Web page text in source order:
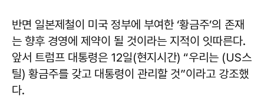
반면 일본제철이 미국 정부에 부여한 ‘황금주’의 존재
는 향후 경영에 제약이 될 것이라는 지적이 잇따른다.
앞서 트럼프 대통령은 12일(현지시간) “우리는 (US스
틸) 황금주를 갖고 대통령이 관리할 것”이라고 강조했
다.